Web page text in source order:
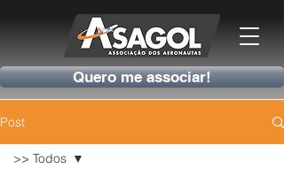
Quero me associar!
Post
>> Todos